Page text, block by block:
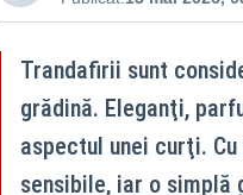
Trandafirii sunt
grădină. Eleganţi,
aspectul unei curţi.
sensibile, iar o